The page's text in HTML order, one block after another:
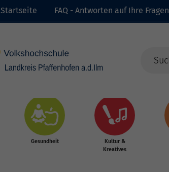
Startseite FAQ - Antworten auf Ihre Fragen
Gesundheit
Kultur &
Kreatives